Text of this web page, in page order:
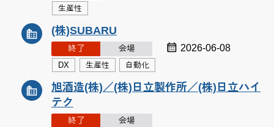
生産性
(株)SUBARU
終了 会場 2026-06-08
DX 生産性 自動化
旭酒造(株)／(株)日立製作所／(株)日立ハイ
テク
終了 会場